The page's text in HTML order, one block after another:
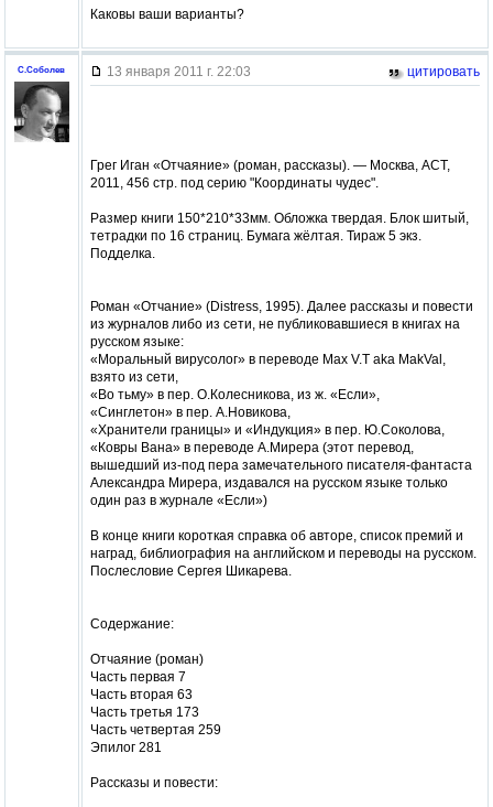
Каковы ваши варианты?
С.Соболев 13 января 2011 г. 22:03 цитировать
Грег Иган «Отчаяние» (роман, рассказы). — Москва, АСТ,
2011, 456 стр. под серию "Координаты чудес".
Размер книги 150*210*33мм. Обложка твердая. Блок шитый,
тетрадки по 16 страниц. Бумага жёлтая. Тираж 5 экз.
Подделка.
Роман «Отчание» (Distress, 1995). Далее рассказы и повести
из журналов либо из сети, не публиковавшиеся в книгах на
русском языке:
«Моральный вирусолог» в переводе Max V.T aka MakVal,
взято из сети,
«Во тьму» в пер. О.Колесникова, из ж. «Если»,
«Синглетон» в пер. А.Новикова,
«Хранители границы» и «Индукция» в пер. Ю.Соколова,
«Ковры Вана» в переводе А.Мирера (этот перевод,
вышедший из-под пера замечательного писателя-фантаста
Александра Мирера, издавался на русском языке только
один раз в журнале «Если»)
В конце книги короткая справка об авторе, список премий и
наград, библиография на английском и переводы на русском.
Послесловие Сергея Шикарева.
Содержание:
Отчаяние (роман)
Часть первая 7
Часть вторая 63
Часть третья 173
Часть четвертая 259
Эпилог 281
Рассказы и повести: